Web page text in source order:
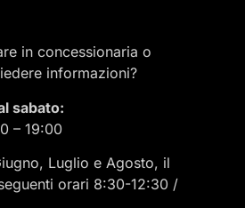
in concessionaria o
informazioni?
sabato:
– 19:00
Luglio e Agosto, il
orari 8:30-12:30 /